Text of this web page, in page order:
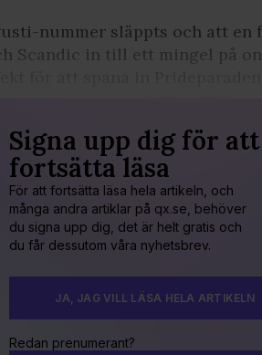
nummer släppts och att en
Scandic in till ett mingel på
Signa upp dig för att
fortsätta läsa
För att fortsätta läsa hela artikeln, och
många andra artiklar på qx.se, behöver
du signa upp dig, det är helt gratis och
du får dessutom våra nyhetsbrev.
JA, JAG VILL LÄSA HELA ARTIKELN
Redan prenumerant?